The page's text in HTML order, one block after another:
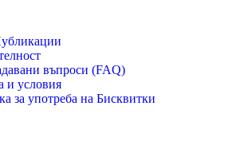
въпроси (FAQ)
и условия
за употреба на Бисквитки